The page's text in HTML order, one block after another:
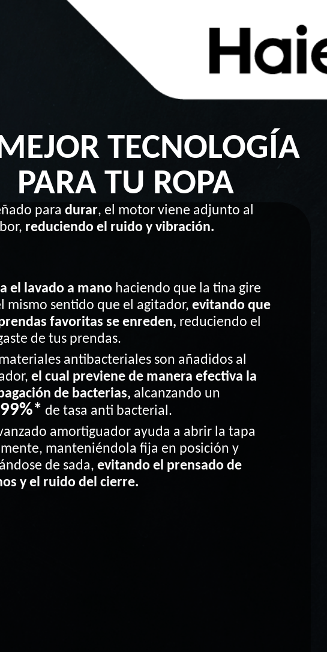
TECNOLOGÍA
PARA TU ROPA
paradurar, el motor viene adjunto al
reduciendo el ruido y vibración.
el lavado a mano haciendo que la tina gire
mismo sentido que el agitador,evitando que
favoritas se enreden, reduciendo el
de tus prendas.
antibacteriales son añadidos al
el cual previene de manera efectiva la
de bacterias, alcanzando un
de tasa anti bacterial.
amortiguador ayuda a abrir la tapa
manteniéndola fija en posición y
de sada,evitando el prensado de
y el ruido del cierre.